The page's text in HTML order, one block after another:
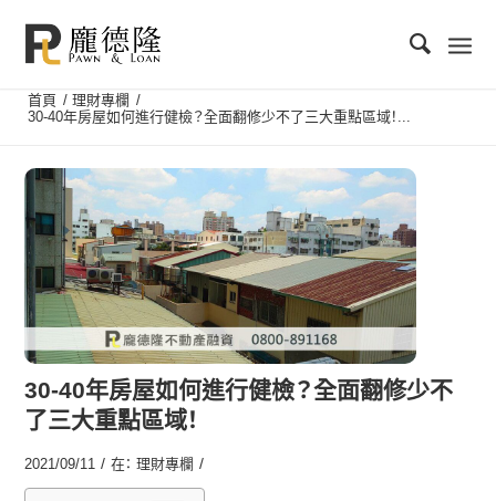
首頁 / 理財專欄 /
30-40年房屋如何進行健檢？全面翻修少不了三大重點區域！...
30-40年房屋如何進行健檢？全面翻修少不
了三大重點區域！
2021/09/11 / 在：理財專欄 /